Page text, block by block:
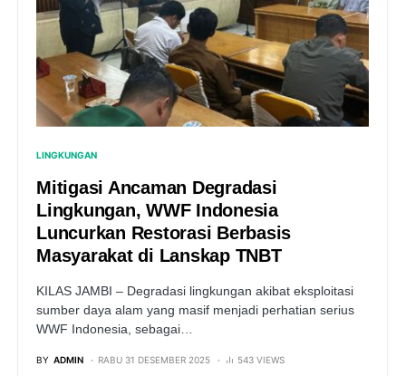
LINGKUNGAN
Mitigasi Ancaman Degradasi
Lingkungan, WWF Indonesia
Luncurkan Restorasi Berbasis
Masyarakat di Lanskap TNBT
KILAS JAMBI – Degradasi lingkungan akibat eksploitasi
sumber daya alam yang masif menjadi perhatian serius
WWF Indonesia, sebagai…
BY ADMIN RABU 31 DESEMBER 2025 543 VIEWS